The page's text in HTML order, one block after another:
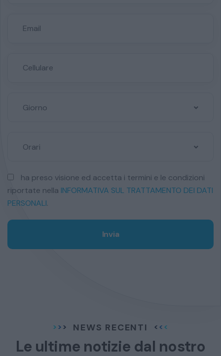
Giorno
Orari
ha preso visione ed accetta i termini e le condizioni
riportate nella INFORMATIVA SUL TRATTAMENTO DEI DATI
PERSONALI.
Invia
NEWS RECENTI
Le ultime notizie dal nostro